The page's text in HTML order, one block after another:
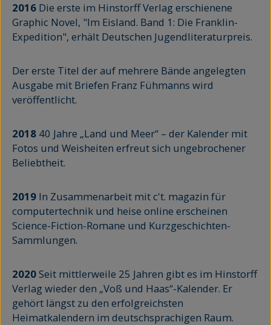
2016 Die erste im Hinstorff Verlag erschienene
Graphic Novel, "Im Eisland. Band 1: Die Franklin-
Expedition", erhält Deutschen Jugendliteraturpreis.
Der erste Titel der auf mehrere Bände angelegten
Ausgabe mit Briefen Franz Fühmanns wird
veröffentlicht.
2018 40 Jahre „Land und Meer“ – der Kalender mit
Fotos und Weisheiten erfreut sich ungebrochener
Beliebtheit.
2019 In Zusammenarbeit mit c't. magazin für
computertechnik und heise online erscheinen
Science-Fiction-Romane und Kurzgeschichten-
Sammlungen.
2020Seit mittlerweile 25 Jahren gibt es im Hinstorff
Verlag wieder den „Voß und Haas“-Kalender. Er
gehört längst zu den erfolgreichsten
Heimatkalendern im deutschsprachigen Raum.